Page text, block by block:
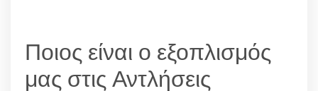
Ποιος είναι ο εξοπλισμός
μας στις Αντλήσεις